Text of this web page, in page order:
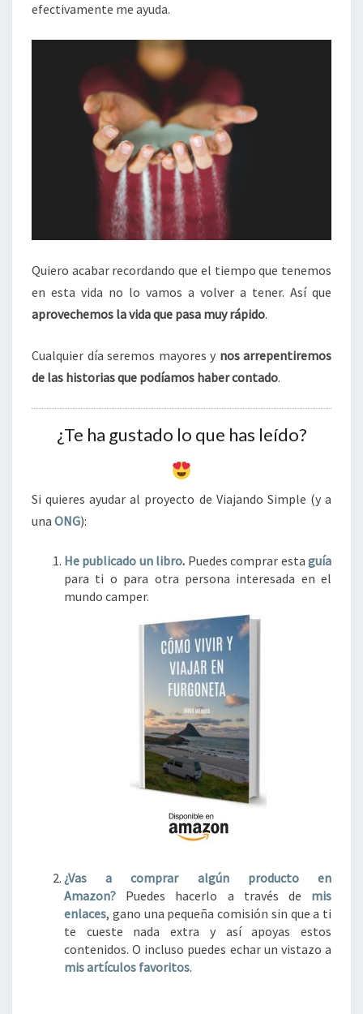
efectivamente me ayuda.
Quiero acabar recordando que el tiempo que tenemos
en esta vida no lo vamos a volver a tener. Así que
aprovechemos la vida que pasa muy rápido.
Cualquier día seremos mayores y nos arrepentiremos
de las historias que podíamos haber contado.
¿Te ha gustado lo que has leído?
Si quieres ayudar al proyecto de Viajando Simple (y a
una ONG):
He publicado un libro. Puedes comprar estaguía
para ti o para otra persona interesada en el
mundo camper.
¿Vas a comprar algúnproducto en
Amazon? Puedes hacerlo a través de mis
enlaces, gano una pequeña comisión sin que a ti
te cueste nada extra y así apoyas estos
contenidos. O incluso puedes echar un vistazo a
mis artículos favoritos.